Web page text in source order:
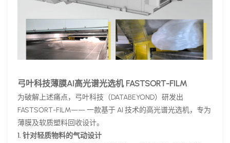
弓叶科技薄膜AI高光谱光选机 FASTSORT-FILM
为破解上述痛点，弓叶科技（DATABEYOND）研发出
FASTSORT-FILM—— 一款基于 AI 技术的高光谱光选机，专为
薄膜及软质塑料回收设计。
1. 针对轻质物料的气动设计